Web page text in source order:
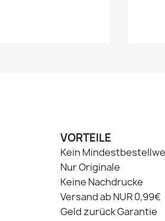
VORTEILE
Kein
Nur Originale
Keine Nachdrucke
Versand ab NUR 0,99€
Geld zurück Garantie